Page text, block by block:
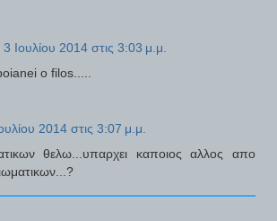
3 Ιουλίου 2014 στις 3:03 μ.μ.
o filos.....
2014 στις 3:07 μ.μ.
θελω...υπαρχει καποιος αλλος απο